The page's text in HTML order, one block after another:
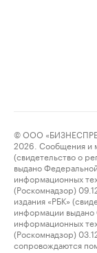
© ООО
2026. Сообщения и
(свидетельство о
выдано
информационных
(Роскомнадзор)
издания «РБК»
информации выдано
информационных
(Роскомнадзор)
сопровождаются